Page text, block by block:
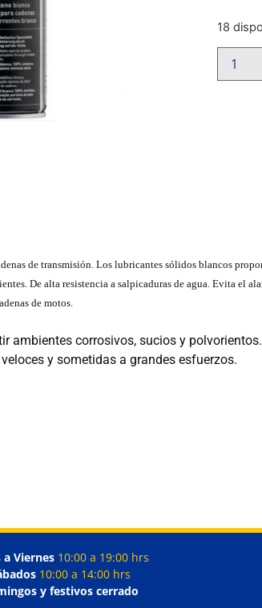
18
de transmisión. Los lubricantes sólidos blancos
De alta resistencia a salpicaduras de agua. Evita el
de motos.
ambientes corrosivos, sucios y
y sometidas a grandes esfuerzos.
a Viernes 10:00 a 19:00 hrs
10:00 a 14:00 hrs
y festivos cerrado